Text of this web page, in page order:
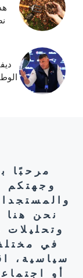
مرحبًا
وجهتكم
نحن هنا
في
سياسية،
أو